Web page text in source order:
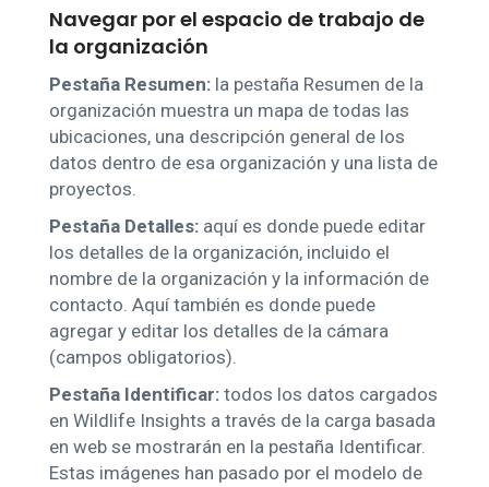
Navegar por el espacio de trabajo de
la organización
Pestaña Resumen: la pestaña Resumen de la
organización muestra un mapa de todas las
ubicaciones, una descripción general de los
datos dentro de esa organización y una lista de
proyectos.
Pestaña Detalles: aquí es donde puede editar
los detalles de la organización, incluido el
nombre de la organización y la información de
contacto. Aquí también es donde puede
agregar y editar los detalles de la cámara
(campos obligatorios).
Pestaña Identificar: todos los datos cargados
en Wildlife Insights a través de la carga basada
en web se mostrarán en la pestaña Identificar.
Estas imágenes han pasado por el modelo de